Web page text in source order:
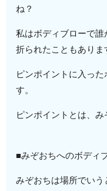
ね？
私はボディブローで
折られたこともありま
ピンポイントに入っ
す。
ピンポイントとは、み
■みぞおちへのボディ
みぞおちは場所でいう